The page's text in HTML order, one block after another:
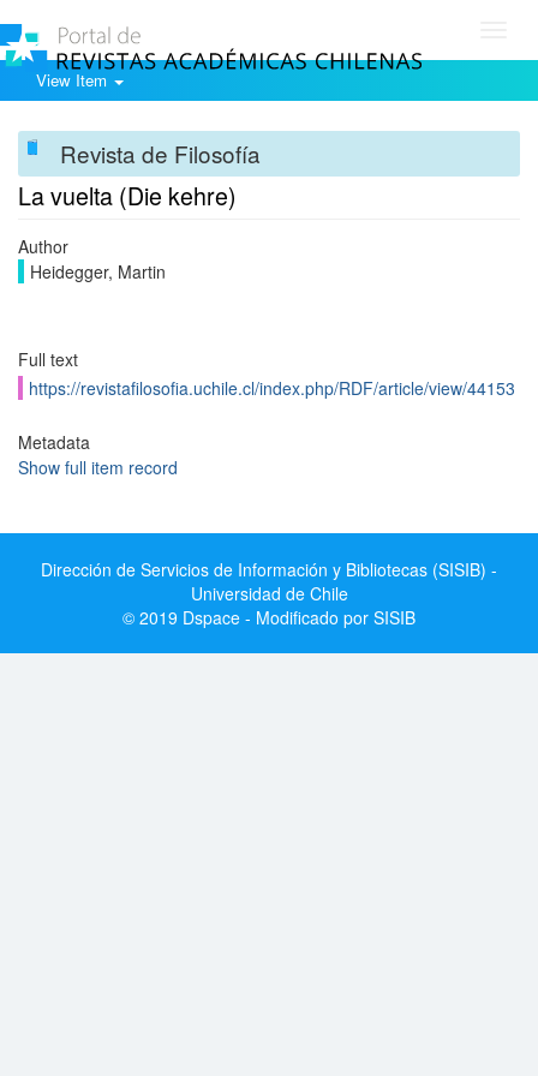
View Item
Revista de Filosofía
La vuelta (Die kehre)
Author
Heidegger, Martin
Full text
https://revistafilosofia.uchile.cl/index.php/RDF/article/view/44153
Metadata
Show full item record
Dirección de Servicios de Información y Bibliotecas (SISIB) -
Universidad de Chile
© 2019 Dspace - Modificado por SISIB